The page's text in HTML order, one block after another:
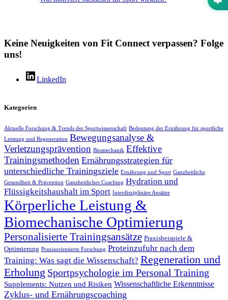
Keine Neuigkeiten von Fit Connect verpassen? Folge
uns!
LinkedIn
Kategorien
Aktuelle Forschung & Trends der Sportwissenschaft Bedeutung der Ernährung für sportliche
Leistung und Regeneration Bewegungsanalyse &
Verletzungsprävention Biomechanik Effektive
Trainingsmethoden Ernährungsstrategien für
unterschiedliche Trainingsziele Ernährung und Sport Ganzheitliche
Gesundheit & Prävention Ganzheitliches Coaching Hydration und
Flüssigkeitshaushalt im Sport Interdisziplinäre Ansätze
Körperliche Leistung &
Biomechanische Optimierung
Personalisierte Trainingsansätze Praxisbeispiele &
Optimierung Praxisorientierte Forschung Proteinzufuhr nach dem
Training: Was sagt die Wissenschaft? Regeneration und
Erholung Sportpsychologie im Personal Training
Supplements: Nutzen und Risiken Wissenschaftliche Erkenntnisse
Zyklus- und Ernährungscoaching